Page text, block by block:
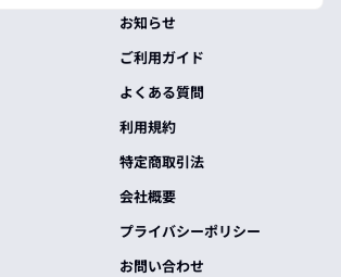
お知らせ
ご利用ガイド
よくある質問
利用規約
特定商取引法
会社概要
プライバシーポリシー
お問い合わせ